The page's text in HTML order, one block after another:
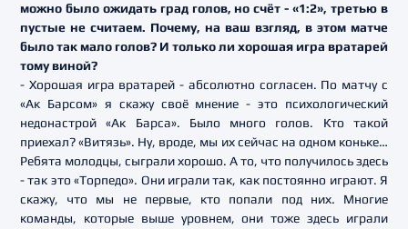
можно было ожидать град голов, но счёт - «1:2», третью в
пустые не считаем. Почему, на ваш взгляд, в этом матче
было так мало голов? И только ли хорошая игра вратарей
тому виной?
- Хорошая игра вратарей - абсолютно согласен. По матчу с
«Ак Барсом» я скажу своё мнение - это психологический
недонастрой «Ак Барса». Было много голов. Кто такой
приехал? «Витязь». Ну, вроде, мы их сейчас на одном коньке…
Ребята молодцы, сыграли хорошо. А то, что получилось здесь
- так это «Торпедо». Они играли так, как постоянно играют. Я
скажу, что мы не первые, кто попали под них. Многие
команды, которые выше уровнем, они тоже здесь играли